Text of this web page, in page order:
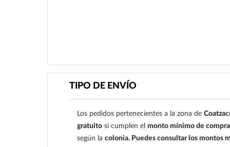
Ver más
TIPO DE ENVÍO
Los pedidos pertenecientes a la zona de
gratuito si cumplen elmonto mínimo de
según lacolonia. Puedes consultar los montos